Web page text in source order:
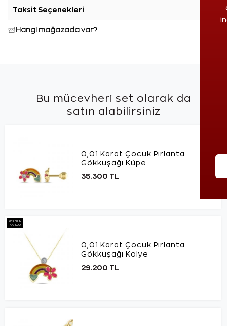
Taksit Seçenekleri
Hangi mağazada var?
Bu mücevheri set olarak da
satın alabilirsiniz
0,01 Karat Çocuk Pırlanta
Gökkuşağı Küpe
35.300 TL
AYNI GÜN
KARGO
0,01 Karat Çocuk Pırlanta
Gökkuşağı Kolye
29.200 TL